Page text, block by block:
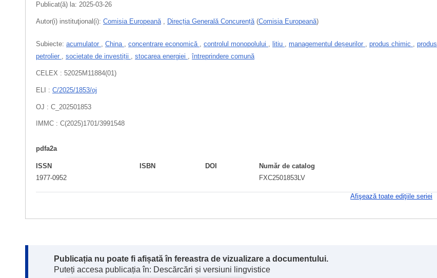
Publicat(ă) la: 2025-03-26
Autor(i) instituţional(i): Comisia Europeană , Direcția Generală Concurență(Comisia Europeană)
Subiecte: acumulator , China , concentrare economică , controlul monopolului , litiu , managementul deșeurilor , produs chimic , produs
petrolier , societate de investiții , stocarea energiei , întreprindere comună
CELEX : 52025M11884(01)
ELI : C/2025/1853/oj
OJ : C_202501853
IMMC : C(2025)1701/3991548
pdfa2a
ISSN
1977-0952
ISBN DOI
Număr de catalog
FXC2501853LV
Afişează toate ediţiile seriei
Note:
Publicația nu poate fi afișată în fereastra de vizualizare a documentului.
Puteți accesa publicația în: Descărcări și versiuni lingvistice